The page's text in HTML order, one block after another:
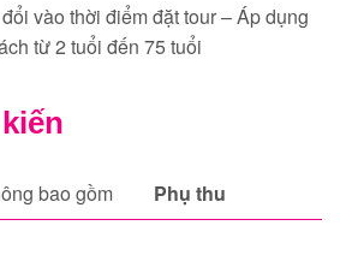
vào thời điểm đặt tour – Áp dụng
từ 2 tuổi đến 75 tuổi
bao gồm
Phụ thu